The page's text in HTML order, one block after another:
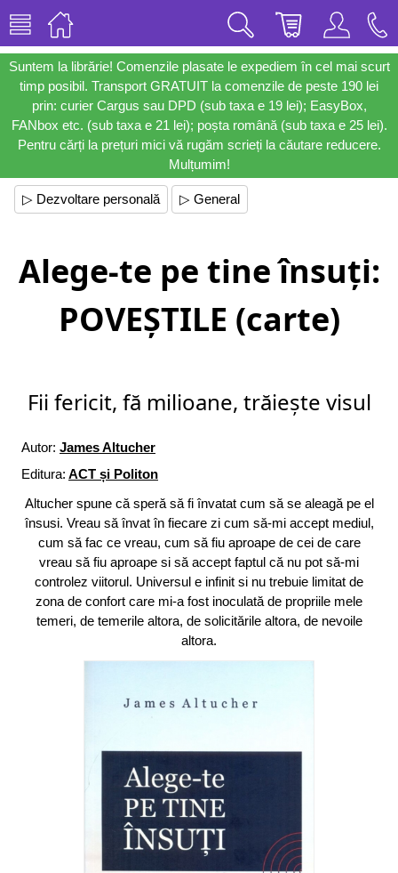
Suntem la librărie! Comenzile plasate le expediem în cel mai scurt
timp posibil. Transport GRATUIT la comenzile de peste 190 lei
prin: curier Cargus sau DPD (sub taxa e 19 lei); EasyBox,
FANbox etc. (sub taxa e 21 lei); poșta română (sub taxa e 25 lei).
Pentru cărți la prețuri mici vă rugăm scrieți la căutare reducere.
Mulțumim!
▷ Dezvoltare personală ▷ General
Alege-te pe tine însuți:
POVEȘTILE (carte)
Fii fericit, fă milioane, trăiește visul
Autor: James Altucher
Editura: ACT și Politon
Altucher spune că speră să fi învatat cum să se aleagă pe el
însusi. Vreau să învat în fiecare zi cum să-mi accept mediul,
cum să fac ce vreau, cum să fiu aproape de cei de care
vreau să fiu aproape si să accept faptul că nu pot să-mi
controlez viitorul. Universul e infinit si nu trebuie limitat de
zona de confort care mi-a fost inoculată de propriile mele
temeri, de temerile altora, de solicitările altora, de nevoile
altora.